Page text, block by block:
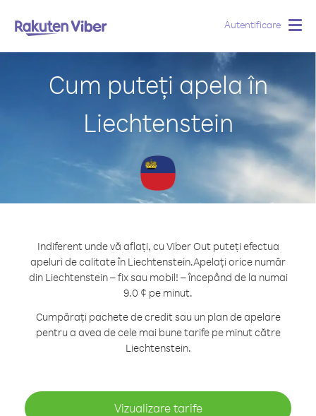
Autentificare
Cum puteți apela în
Liechtenstein
Indiferent unde vă aflați, cu Viber Out puteți efectua
apeluri de calitate în Liechtenstein.Apelați orice număr
din Liechtenstein – fix sau mobil! – începând de la numai
9.0 ¢ pe minut.
Cumpărați pachete de credit sau un plan de apelare
pentru a avea de cele mai bune tarife pe minut către
Liechtenstein.
Vizualizare tarife